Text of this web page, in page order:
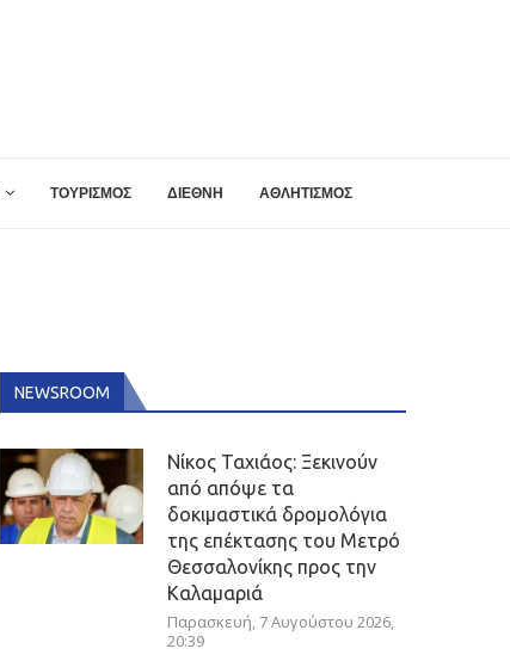
ΤΟΥΡΙΣΜΟΣ ΔΙΕΘΝΗ ΑΘΛΗΤΙΣΜΟΣ
NEWSROOM
Νίκος Ταχιάος: Ξεκινούν
από απόψε τα
δοκιμαστικά δρομολόγια
της επέκτασης του Μετρό
Θεσσαλονίκης προς την
Καλαμαριά
Παρασκευή, 7 Αυγούστου 2026,
20:39